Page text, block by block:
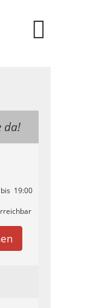
da!
19:00